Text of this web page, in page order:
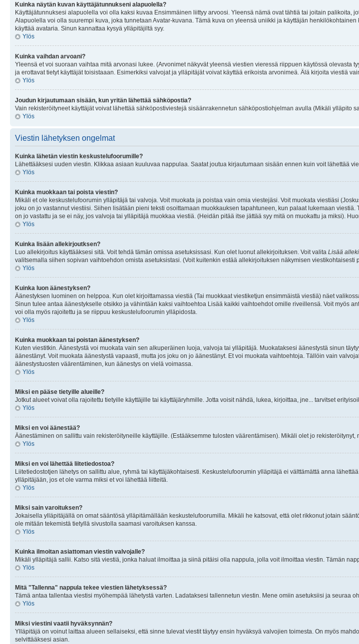
Kuinka näytän kuvan käyttäjätunnukseni alapuolella?
Käyttäjätunnuksesi alapuolella voi olla kaksi kuvaa Ensimmäinen liittyy arvoosi. Yleensä nämä ovat tähtiä tai joitain palikoita,
Alapuolella voi olla suurempi kuva, joka tunnetaan Avatar-kuvana. Tämä kuva on yleensä uniikki ja käyttäjän
käyttää avataria. Sinun kannattaa kysyä ylläpitäjiltä syy.
Ylös
Kuinka vaihdan arvoani?
Yleensä et voi suoraan vaihtaa mitä arvonasi lukee. (Arvonimet näkyvät yleensä viestien vieressä riippuen käytössä
ja erottavat tietyt käyttäjät toisistaaan. Esimerkiksi valvojat ja ylläpitäjät voivat käyttää erikoista arvonimeä. Älä kirjoita viestiä
Ylös
Joudun kirjautumaan sisään, kun yritän lähettää sähköpostia?
Vain rekisteröityneet käyttäjät voivat lähettää sähköpostiviestejä sisäänrakennetun sähköpostiohjelman avulla (Mikäli ylläpito
Ylös
Viestin lähetyksen ongelmat
Kuinka lähetän viestin keskustelufoorumille?
Lähettääksesi uuden viestin. Klikkaa asiaan kuuluvaa nappulaa. Saatat joutua kirjautumaan sisään ennen kuin voit lähettää
Ylös
Kuinka muokkaan tai poista viestin?
Mikäli et ole keskustelufoorumin ylläpitäjä tai valvoja. Voit muokata ja poistaa vain omia viestejäsi. Voit muokata viestiäsi
joku on jo vastannut viestiisi. Siihen lisätään pieni teksti osoittamaan muokkauksen tapahtuneen, kun palaat lukemaan
on jo vastattu ja se ei näy, jos valvoja tai ylläpitäjä muokkaa viestiä. (Heidän pitää itse jättää syy mitä on muokattu ja miksi).
Ylös
Kuinka lisään allekirjoutksen?
Luo allekirjoitus käyttääksesi sitä. Voit tehdä tämän omissa asetuksissasi. Kun olet luonut allekirjoituksen. Voit valita Lisää
valitsemalla siihen sopivan vaihtoehdon omista asetuksistasi. (Voit kuitenkin estää allekirjoituksen näkymisen
Ylös
Kuinka luon äänestyksen?
Äänestyksen luominen on helppoa. Kun olet kirjoittamassa viestiä (Tai muokkaat viestiketjun ensimmäistä viestiä) näet
Sinun tulee antaa äänestykselle otsikko ja vähintään kaksi vaihtoehtoa Lisää kaikki vaihtoehdot omille riveillensä. Voit myös
voi olla myös rajoitettu ja se riippuu keskustelufoorumin ylläpidosta.
Ylös
Kuinka muokkaan tai poistan äänestyksen?
Kuten viestitkin. Äänestystä voi muokata vain sen alkuperäinen luoja, valvoja tai ylläpitäjä. Muokataksesi äänestystä sinun
äänestänyt. Voit muokata äänestystä vapaasti, mutta jos joku on jo äänestänyt. Et voi muokata vaihtoehtoja. Tällöin vain
äänestystuosten väärentäminen, kun äänestys on vielä voimassa.
Ylös
Miksi en pääse tietyille alueille?
Jotkut alueet voivat olla rajoitettu tietyille käyttäjille tai käyttäjäryhmille. Jotta voisit nähdä, lukea, kirjoittaa, jne... tarvitset
Ylös
Miksi en voi äänestää?
Äänestäminen on sallittu vain rekisteröityneille käyttäjille. (Estääksemme tulosten väärentämisen). Mikäli olet jo rekisteröitynyt,
Ylös
Miksi en voi lähettää liitetiedostoa?
Liitetiedostotjen lähetys on sallittu alue, ryhmä tai käyttäjäkohtaisesti. Keskustelufoorumin ylläpitäjä ei välttämättä anna
ylläpitäjään, jos et ole varma miksi et voi lähettää liitteitä.
Ylös
Miksi sain varoituksen?
Jokaisella ylläpitäjällä on omat sääntösä ylläpitämällään keskustelufoorumilla. Mikäli he katsovat, että olet rikkonut jotain
ole mitään tekemistä tietyllä sivustolla saamasi varoituksen kanssa.
Ylös
Kuinka ilmoitan asiattoman viestin valvojalle?
Mikäli ylläpitäjä sallii. Katso sitä viestiä, jonka haluat ilmoittaa ja siinä pitäisi olla nappula, jolla voit ilmoittaa viestin. Tämän
Ylös
Mitä "Tallenna" nappula tekee viestien lähetyksessä?
Tämä antaa tallentaa viestisi myöhempää lähetystä varten. Ladataksesi tallennetun viestin. Mene omiin asetuksiisi ja seuraa
Ylös
Miksi viestini vaatii hyväksynnän?
Ylläpitäjä on voinut laittaa alueen sellaiseksi, että sinne tulevat viestit täytyy ensin hyväksyä valvojien toimesta. On myös
selvittääksesi asian.